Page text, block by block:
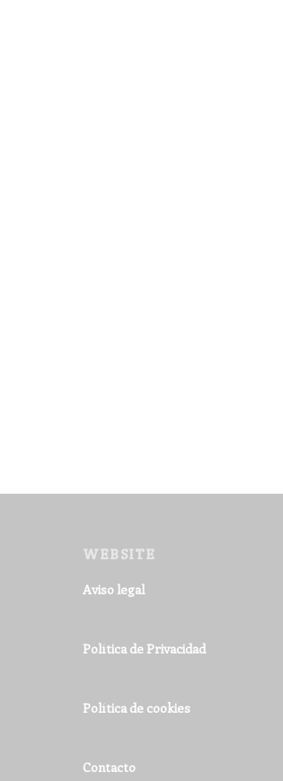
WEBSITE
Aviso legal
Política de Privacidad
Política de cookies
Contacto